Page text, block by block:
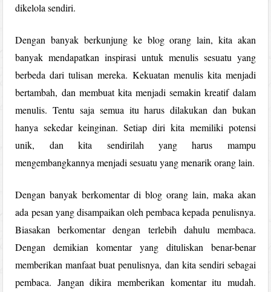
dikelola sendiri.
Dengan banyak berkunjung ke blog orang lain, kita akan
banyak mendapatkan inspirasi untuk menulis sesuatu yang
berbeda dari tulisan mereka. Kekuatan menulis kita menjadi
bertambah, dan membuat kita menjadi semakin kreatif dalam
menulis. Tentu saja semua itu harus dilakukan dan bukan
hanya sekedar keinginan. Setiap diri kita memiliki potensi
unik, dan kita sendirilah yang harus mampu
mengembangkannya menjadi sesuatu yang menarik orang lain.
Dengan banyak berkomentar di blog orang lain, maka akan
ada pesan yang disampaikan oleh pembaca kepada penulisnya.
Biasakan berkomentar dengan terlebih dahulu membaca.
Dengan demikian komentar yang dituliskan benar-benar
memberikan manfaat buat penulisnya, dan kita sendiri sebagai
pembaca. Jangan dikira memberikan komentar itu mudah.